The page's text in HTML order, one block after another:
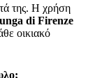
της. Η χρήση
di Firenze
οικιακό